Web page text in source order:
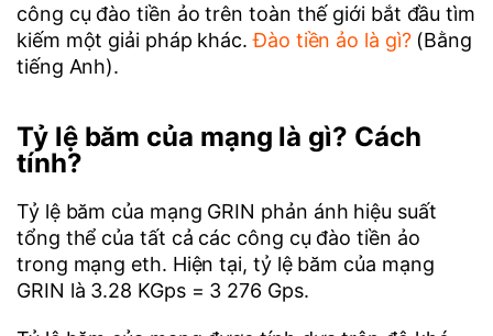
công cụ đào tiền ảo trên toàn thế giới bắt đầu tìm
kiếm một giải pháp khác.Đào tiền ảo là gì?(Bằng
tiếng Anh).
Tỷ lệ băm của mạng là gì? Cách
tính?
Tỷ lệ băm của mạng GRIN phản ánh hiệu suất
tổng thể của tất cả các công cụ đào tiền ảo
trong mạng eth. Hiện tại, tỷ lệ băm của mạng
GRIN là 3.28 KGps = 3 276 Gps.